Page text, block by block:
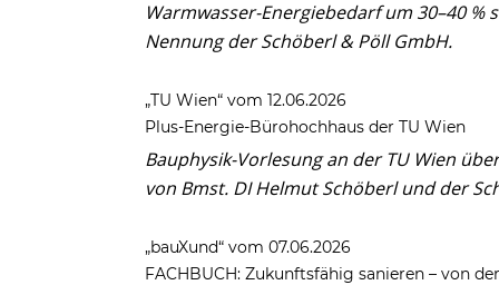
Warmwasser-Energiebedarf um 30–40
Nennung der Schöberl & Pöll GmbH.
„TU Wien“ vom 12.06.2026
Plus-Energie-Bürohochhaus der TU Wien
Bauphysik-Vorlesung an der TU Wien
von Bmst. DI Helmut Schöberl und der
„bauXund“ vom 07.06.2026
FACHBUCH: Zukunftsfähig sanieren – von